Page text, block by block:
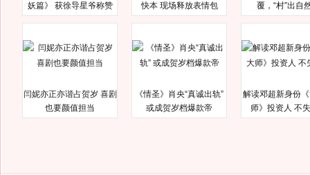
妖篇》 获徐导星爷称赞
快本 现场释放表情包
覆，“村”出自
闫妮亦正亦谐占贺岁 喜剧
也要颜值担当
《情圣》肖央“真诚出轨”
或成贺岁档爆款帝
解读邓超新身份
师》投资人 不